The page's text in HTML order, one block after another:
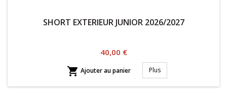
SHORT EXTERIEUR JUNIOR 2026/2027
Prix
40,00 €
 Ajouter au panier Plus